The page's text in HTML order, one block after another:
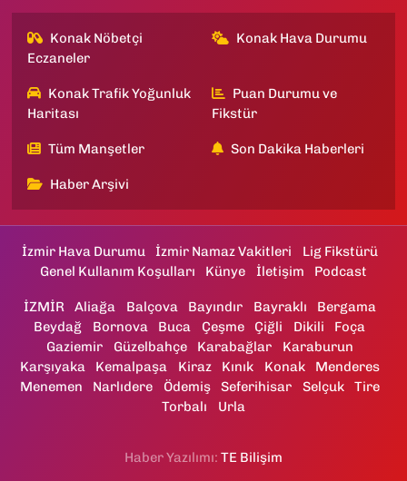
Konak Nöbetçi
Eczaneler
Konak Hava Durumu
Konak Trafik Yoğunluk
Haritası
Puan Durumu ve
Fikstür
Tüm Manşetler Son Dakika Haberleri
Haber Arşivi
İzmir Hava Durumu İzmir Namaz Vakitleri
Lig Fikstürü
Genel Kullanım Koşulları
Künye İletişim Podcast
İZMİR Aliağa Balçova Bayındır Bayraklı
Bergama
Beydağ
Bornova Buca Çeşme Çiğli Dikili
Foça
Gaziemir
Güzelbahçe Karabağlar
Karaburun
Karşıyaka
Kemalpaşa Kiraz Kınık Konak
Menderes
Menemen
Narlıdere Ödemiş Seferihisar Selçuk
Tire
Torbalı
Urla
Haber Yazılımı: TE Bilişim